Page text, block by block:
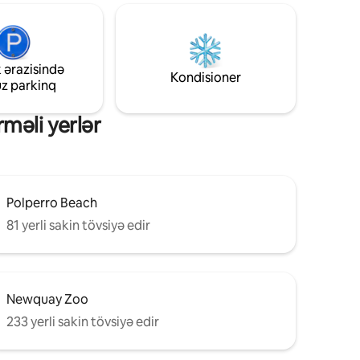
imkanları, qapalı özəl terras sahəsi,
cakuzi, od çanağı/barbekü. Dincəlmək və
rahatlamaq üçün mükəmməl yer.
parkinq
Kondisioner
yerlər
Polperro Beach
81 yerli sakin tövsiyə edir
Newquay Zoo
233 yerli sakin tövsiyə edir